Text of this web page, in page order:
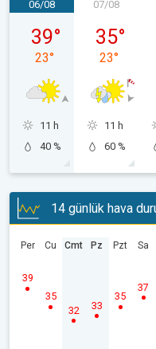
06/08 Perşembe
06/08
39°
23°
11 h
40 %
07/08
35°
23°
11 h
60 %
14 günlük hava
Per
39
Cu
35
Cmt
32
Pz
33
Pzt
35
Sa
37